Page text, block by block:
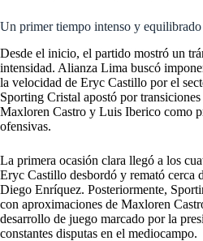
Un primer tiempo intenso y equilibrado
Desde el inicio, el partido mostró un
intensidad. Alianza Lima buscó
la velocidad de Eryc Castillo por el
Sporting Cristal apostó por
Maxloren Castro y Luis Iberico como
ofensivas.
La primera ocasión clara llegó a los
Eryc Castillo desbordó y remató cerca
Diego Enríquez. Posteriormente,
con aproximaciones de Maxloren
desarrollo de juego marcado por la
constantes disputas en el mediocampo.